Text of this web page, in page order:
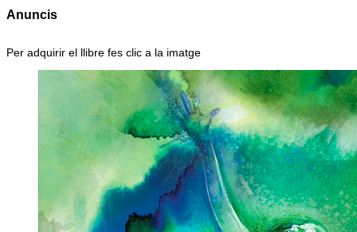
Anuncis
Per adquirir el llibre fes clic a la imatge